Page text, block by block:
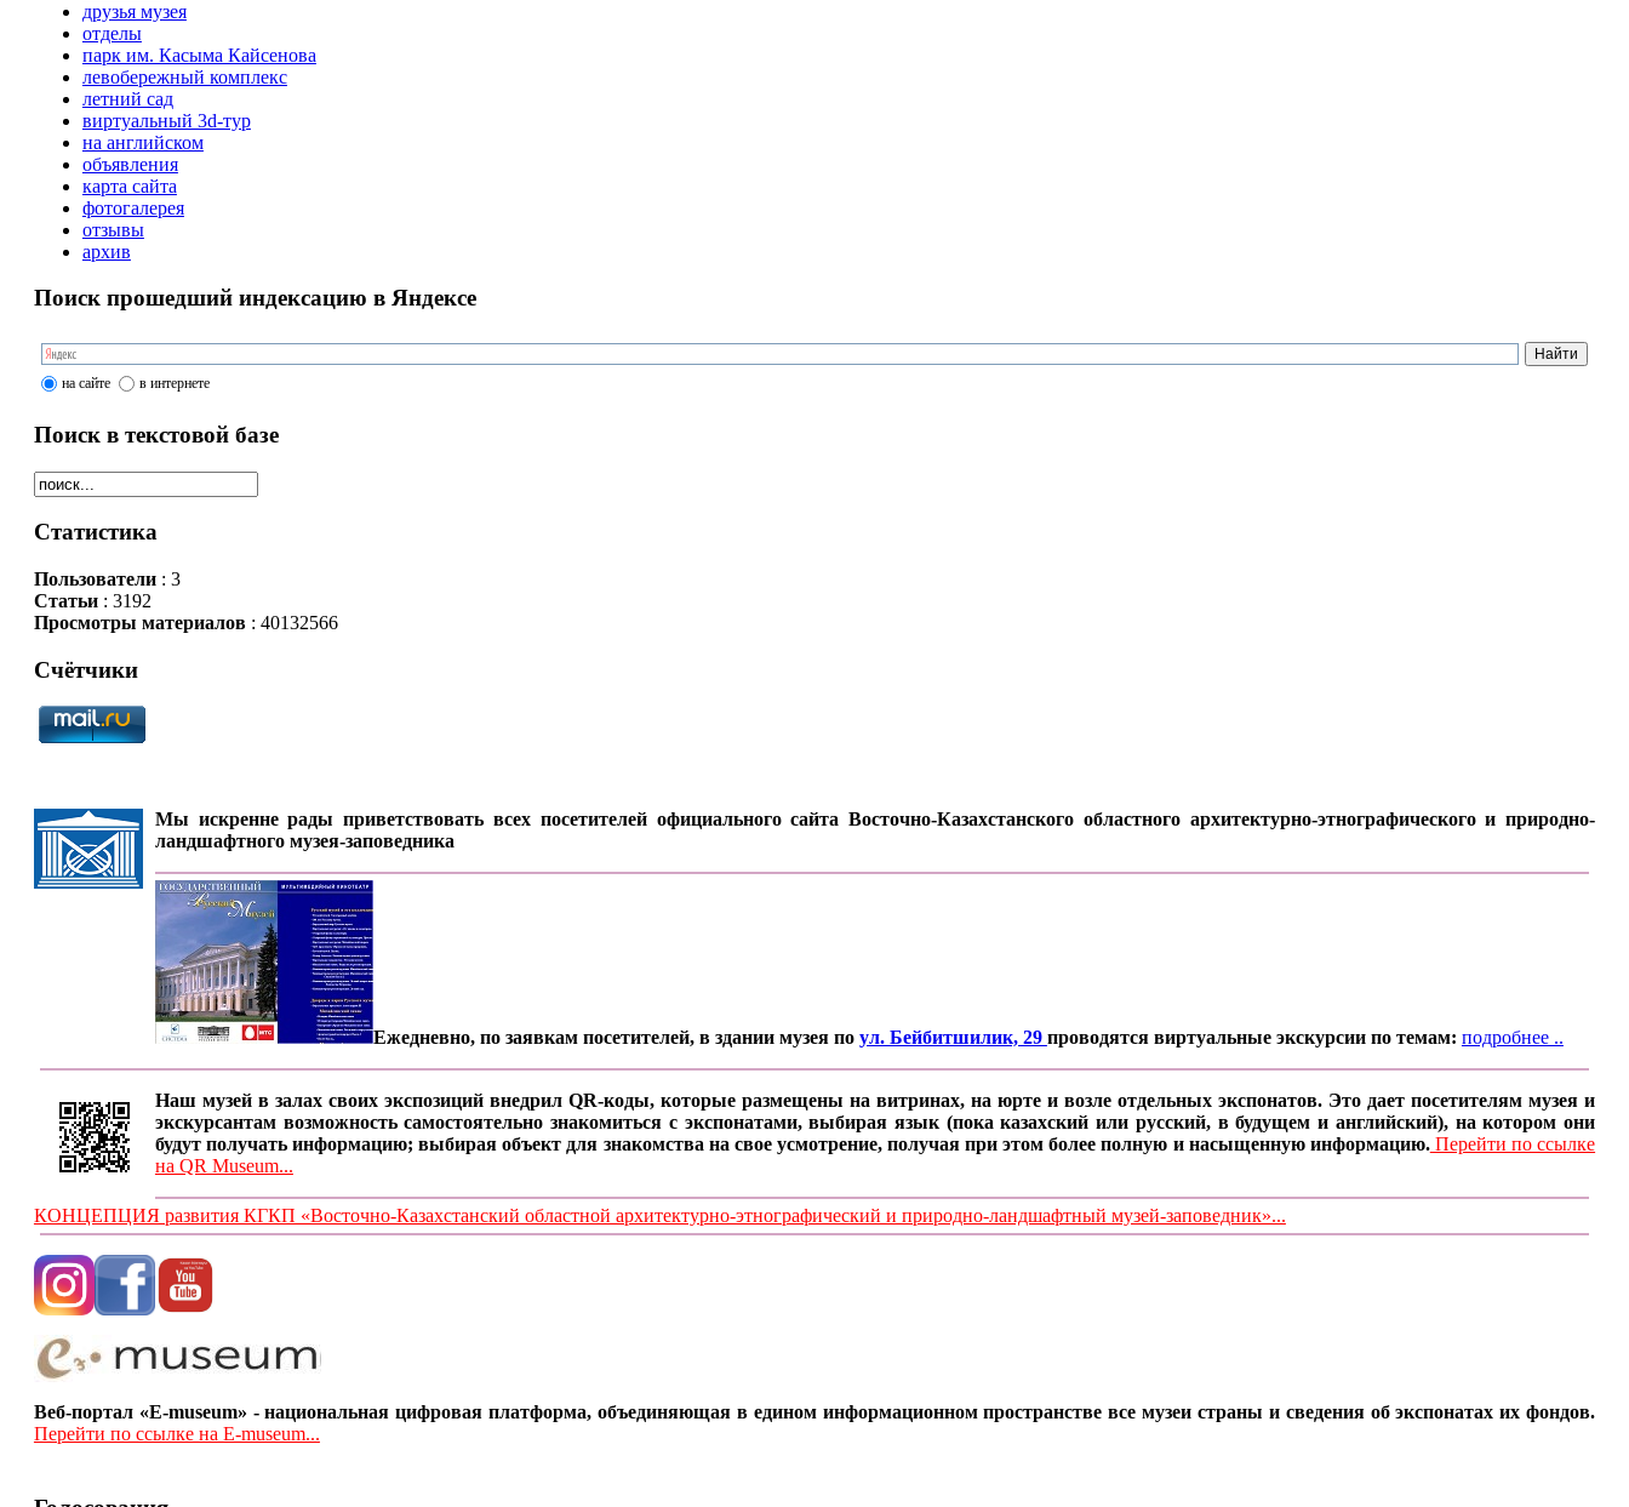
друзья музея
отделы
парк им. Касыма Кайсенова
левобережный комплекс
летний сад
виртуальный 3d-тур
на английском
объявления
карта сайта
фотогалерея
отзывы
архив
Поиск прошедший индексацию в Яндексе
на сайте в интернете
Поиск в текстовой базе
Статистика
Пользователи: 3
Статьи: 3192
Просмотры материалов: 40132566
Счётчики
Мы искренне рады приветствовать всех посетителей официального сайта Восточно-Казахстанского областного архитектурно-этнографического и природно-
ландшафтного музея-заповедника
Ежедневно, по заявкам посетителей, в здании музея по ул. Бейбитшилик, 29 проводятся виртуальные экскурсии по темам: подробнее ..
Наш музей в залах своих экспозиций внедрил QR-коды, которые размещены на витринах, на юрте и возле отдельных экспонатов. Это дает посетителям музея и
экскурсантам возможность самостоятельно знакомиться с экспонатами, выбирая язык (пока казахский или русский, в будущем и английский), на котором они
будут получать информацию; выбирая объект для знакомства на свое усмотрение, получая при этом более полную и насыщенную информацию.Перейти по ссылке
на QR Museum...
КОНЦЕПЦИЯ развития КГКП «Восточно-Казахстанский областной архитектурно-этнографический и природно-ландшафтный музей-заповедник»...
Веб-портал «E-museum» - национальная цифровая платформа, объединяющая в едином информационном пространстве все музеи страны и сведения об экспонатах их фондов.
Перейти по ссылке на E-museum...